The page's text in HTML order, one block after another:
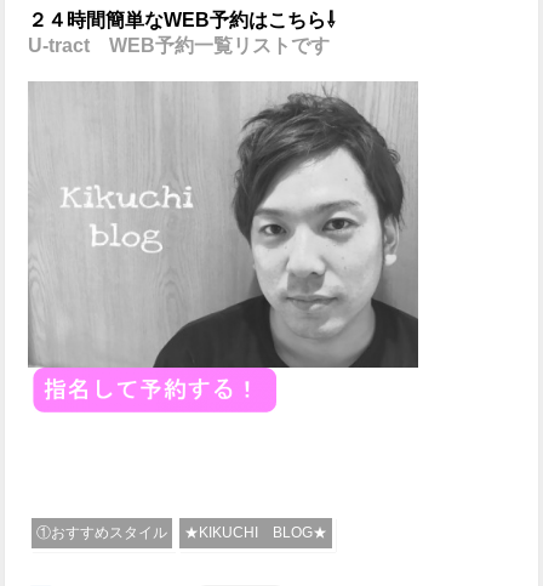
２４時間簡単なWEB予約はこちら⇩
U-tract WEB予約一覧リストです
①おすすめスタイル ★KIKUCHI BLOG★